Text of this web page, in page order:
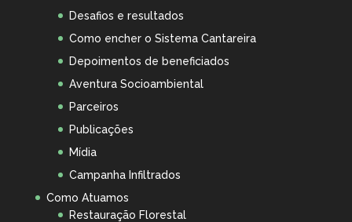
Desafios e resultados
Como encher o Sistema Cantareira
Depoimentos de beneficiados
Aventura Socioambiental
Parceiros
Publicações
Mídia
Campanha Infiltrados
Como Atuamos
Restauração Florestal